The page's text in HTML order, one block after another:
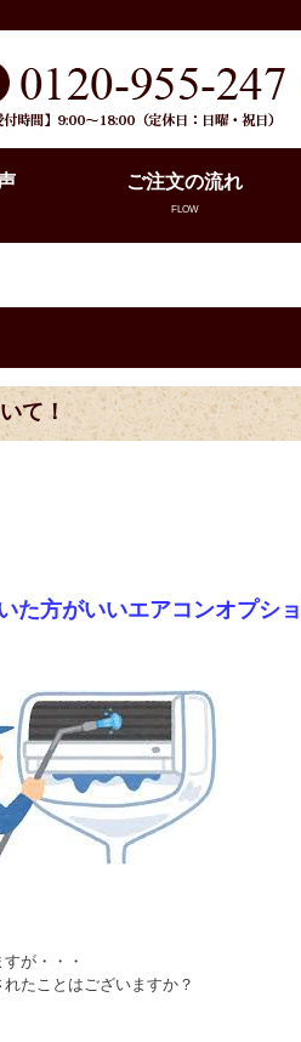
ご注文の流れ
FLOW
て！
た方がいいエアコンオプシ
が・・・
たことはございますか？